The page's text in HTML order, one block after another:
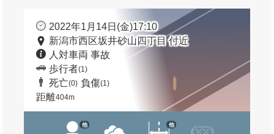
2022年1月14日(金)17:10
新潟市西区坂井砂山四丁目 付近
人対車両 事故
歩行者(1)
死亡(0) 負傷(1)
距離404m
他 他